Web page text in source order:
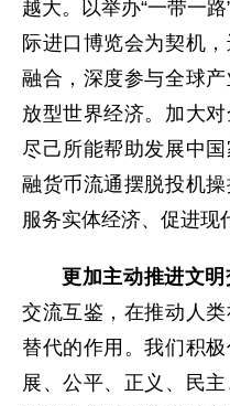
越大。以举办“一带一
际进口博览会为契机
融合，深度参与全球
放型世界经济。加大
尽己所能帮助发展中
融货币流通摆脱投机
服务实体经济、促进
更加主动推进文明
交流互鉴，在推动人
替代的作用。我们积
展、公平、正义、民